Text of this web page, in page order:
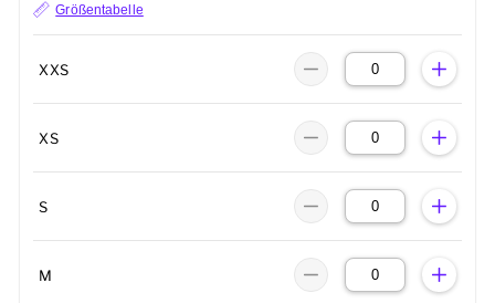
Größentabelle
XXS
XS
S
M